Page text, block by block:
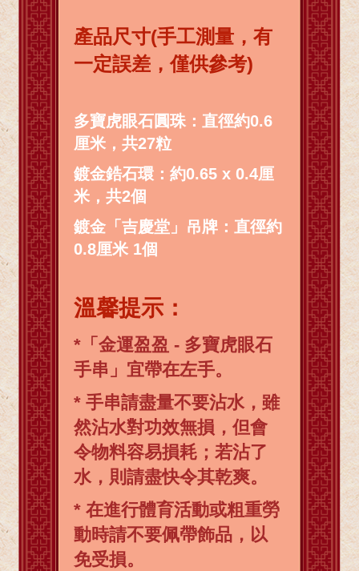
產品尺寸(手工測量，有
一定誤差，僅供參考)
多寶虎眼石圓珠：直徑約0.6
厘米，共27粒
鍍金鋯石環：約0.65 x 0.4厘
米，共2個
鍍金「吉慶堂」吊牌：直徑約
0.8厘米 1個
溫馨提示：
*「金運盈盈 - 多寶虎眼石
手串」宜帶在左手。
* 手串請盡量不要沾水，雖
然沾水對功效無損，但會
令物料容易損耗；若沾了
水，則請盡快令其乾爽。
* 在進行體育活動或粗重勞
動時請不要佩帶飾品，以
免受損。